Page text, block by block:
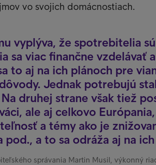
vo svojich domácnostiach.
vyplýva, že spotrebitelia
sa viac finančne vzdelávať
to aj na ich plánoch pre
Jednak potrebujú
druhej strane však tiež
ale aj celkovo
a témy ako je
pod., a to sa odráža aj na
správania Martin Musil, výkonný